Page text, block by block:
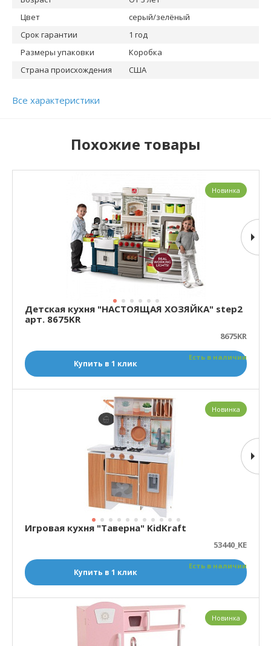
Цвет
серый/зелёный
Срок гарантии
1 год
Размеры упаковки
Коробка
Страна происхождения
США
Все характеристики
Похожие товары
Детская кухня "НАСТОЯЩАЯ ХОЗЯЙКА" step2
арт. 8675KR
8675KR
Есть в наличии
Купить в 1 клик
Новинка
Игровая кухня "Таверна" KidKraft
53440_KE
Есть в наличии
Купить в 1 клик
Новинка
Новинка